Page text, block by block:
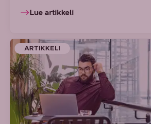
Lue artikkeli
ARTIKKELI